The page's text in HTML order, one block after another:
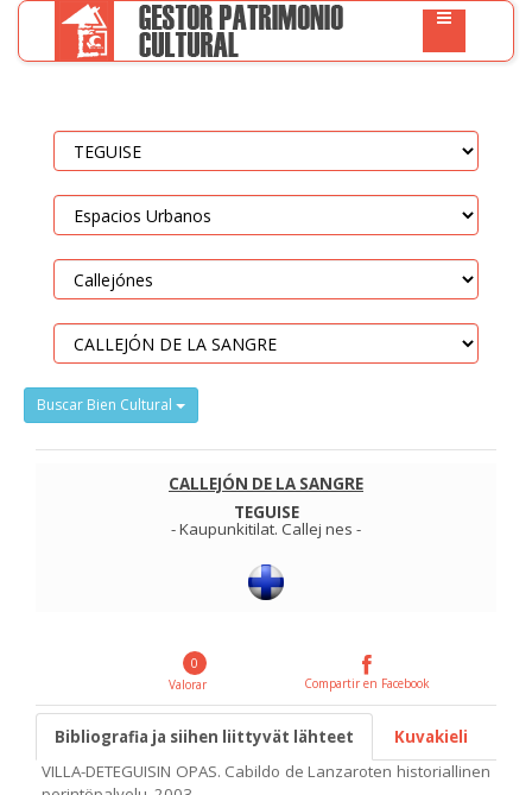
Buscar Bien Cultural
CALLEJÓN DE LA SANGRE
TEGUISE
-Kaupunkitilat. Callej nes -
0
Valorar
Compartir en Facebook
Bibliografia ja siihen liittyvät lähteet
Kuvakieli
VILLA-DETEGUISIN OPAS. Cabildo de Lanzaroten historiallinen